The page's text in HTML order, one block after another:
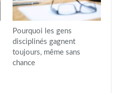
Pourquoi les gens
disciplinés gagnent
toujours, même sans
chance